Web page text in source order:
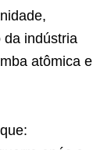
da indústria
atômica e